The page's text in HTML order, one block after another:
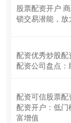
股票配资开户
锁交易潜能，放
配资优秀炒股
配资公司盘点
配资可信股票
配资开户：低
富增值